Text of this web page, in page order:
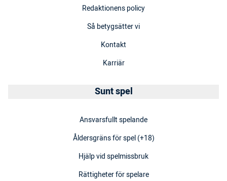
Redaktionens policy
Så betygsätter vi
Kontakt
Karriär
Sunt spel
Ansvarsfullt spelande
Åldersgräns för spel (+18)
Hjälp vid spelmissbruk
Rättigheter för spelare